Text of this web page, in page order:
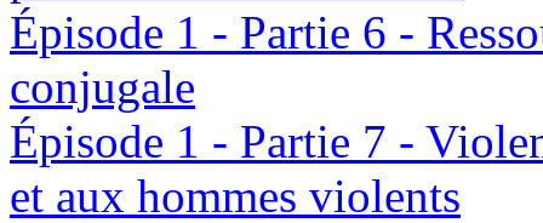
Épisode 1 - Partie 6 -
conjugale
Épisode 1 - Partie 7 -
et aux hommes violents